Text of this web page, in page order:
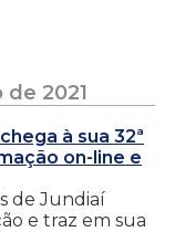
2021
à sua 32ª
on-line e
de Jundiaí
e traz em sua